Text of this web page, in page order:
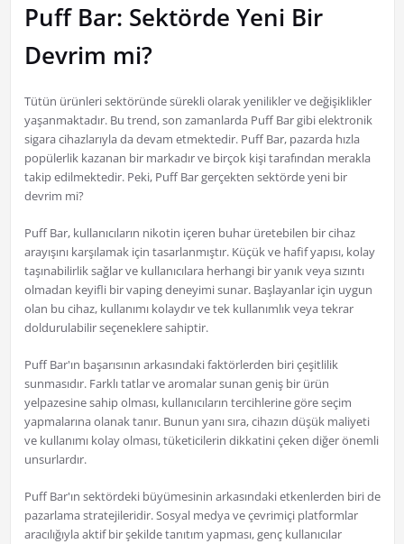
Puff Bar: Sektörde Yeni Bir
Devrim mi?
Tütün ürünleri sektöründe sürekli olarak yenilikler ve değişiklikler
yaşanmaktadır. Bu trend, son zamanlarda Puff Bar gibi elektronik
sigara cihazlarıyla da devam etmektedir. Puff Bar, pazarda hızla
popülerlik kazanan bir markadır ve birçok kişi tarafından merakla
takip edilmektedir. Peki, Puff Bar gerçekten sektörde yeni bir
devrim mi?
Puff Bar, kullanıcıların nikotin içeren buhar üretebilen bir cihaz
arayışını karşılamak için tasarlanmıştır. Küçük ve hafif yapısı, kolay
taşınabilirlik sağlar ve kullanıcılara herhangi bir yanık veya sızıntı
olmadan keyifli bir vaping deneyimi sunar. Başlayanlar için uygun
olan bu cihaz, kullanımı kolaydır ve tek kullanımlık veya tekrar
doldurulabilir seçeneklere sahiptir.
Puff Bar'ın başarısının arkasındaki faktörlerden biri çeşitlilik
sunmasıdır. Farklı tatlar ve aromalar sunan geniş bir ürün
yelpazesine sahip olması, kullanıcıların tercihlerine göre seçim
yapmalarına olanak tanır. Bunun yanı sıra, cihazın düşük maliyeti
ve kullanımı kolay olması, tüketicilerin dikkatini çeken diğer önemli
unsurlardır.
Puff Bar'ın sektördeki büyümesinin arkasındaki etkenlerden biri de
pazarlama stratejileridir. Sosyal medya ve çevrimiçi platformlar
aracılığıyla aktif bir şekilde tanıtım yapması, genç kullanıcılar